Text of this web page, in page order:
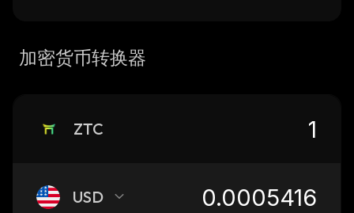
加密货币转换器
ZTC
USD